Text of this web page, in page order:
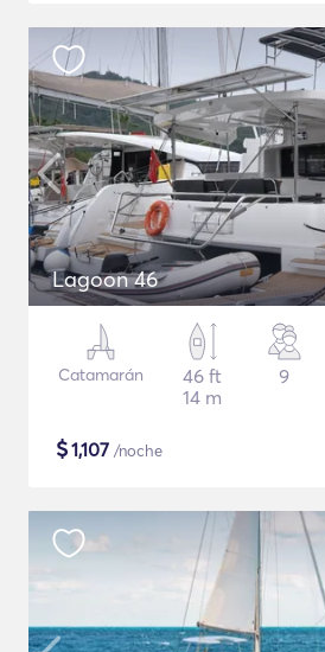
Lagoon 46
Catamarán
46 ft
14 m
9
$1,107 /noche